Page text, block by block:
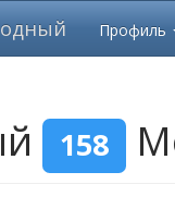
Профиль
158